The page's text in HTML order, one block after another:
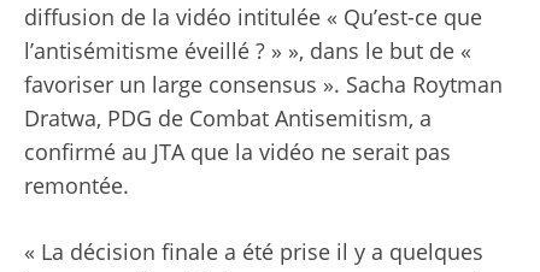
diffusion de la vidéo intitulée « Qu’est-ce que
l’antisémitisme éveillé ? » », dans le but de «
favoriser un large consensus ». Sacha Roytman
Dratwa, PDG de Combat Antisemitism, a
confirmé au JTA que la vidéo ne serait pas
remontée.
« La décision finale a été prise il y a quelques